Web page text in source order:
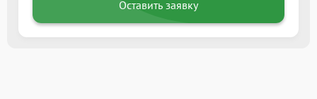
Оставить заявку